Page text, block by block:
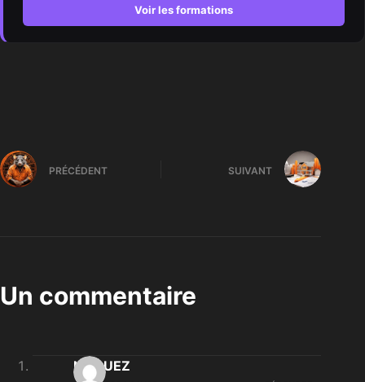
Voir les formations
PRÉCÉDENT SUIVANT
Un commentaire
NOGUEZ